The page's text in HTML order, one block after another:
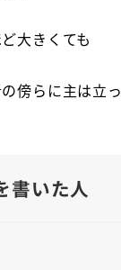
大きくても
傍らに主は立
書いた人